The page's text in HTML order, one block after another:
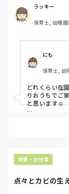
しゃぐこともあ
ちらの指示への
れば、仁王立ち
ど）な指示を
動が取れず困
度の緊張状態
悩んでるのか…
て良いのか迷
うされていますか
ラッキー
保育士, 幼稚
にも
保育士, 幼
どれくらい在
りおうちでご
と思います☺️
クラスになっ
他の先生のこ
だけど呼んで
私が気をつけ
保育・お仕事
点々とカビの生